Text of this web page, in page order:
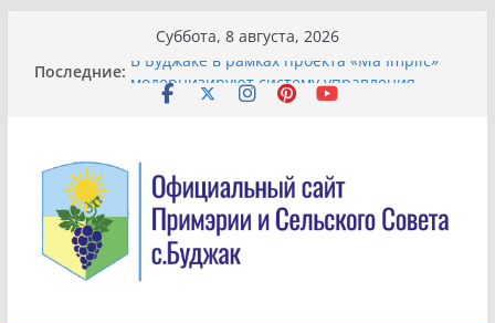
содержимому
Суббота, 8 августа, 2026
Последние: В Буджаке в рамках проекта «Mă Implic»
модернизируют систему управления
людьми.
Жители села Буджак вышли на
общеобластной субботник по
благоустройству территории
В Молдове хотят упростить смену банка и
сделать комиссии более понятными для